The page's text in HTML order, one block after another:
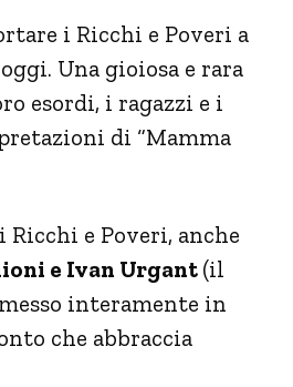
i Ricchi e Poveri a
Una gioiosa e rara
esordi, i ragazzi e i
di “Mamma
e Poveri, anche
e Ivan Urgant (il
interamente in
che abbraccia